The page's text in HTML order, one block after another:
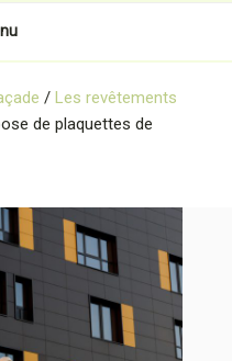
/ Les revêtements
de plaquettes de